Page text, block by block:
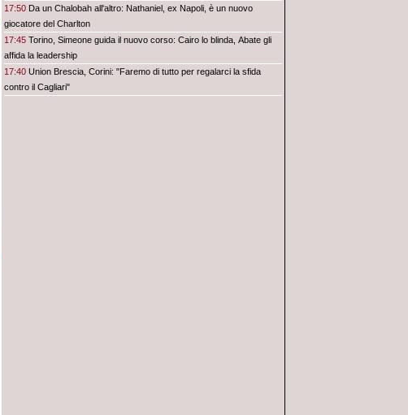
17:50 Da un Chalobah all'altro: Nathaniel, ex Napoli, è un nuovo
giocatore del Charlton
17:45 Torino, Simeone guida il nuovo corso: Cairo lo blinda, Abate gli
affida la leadership
17:40 Union Brescia, Corini: "Faremo di tutto per regalarci la sfida
contro il Cagliari"